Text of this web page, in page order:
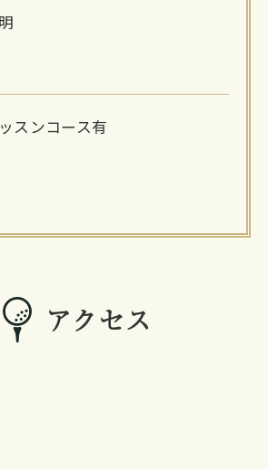
スンコース有
アクセス